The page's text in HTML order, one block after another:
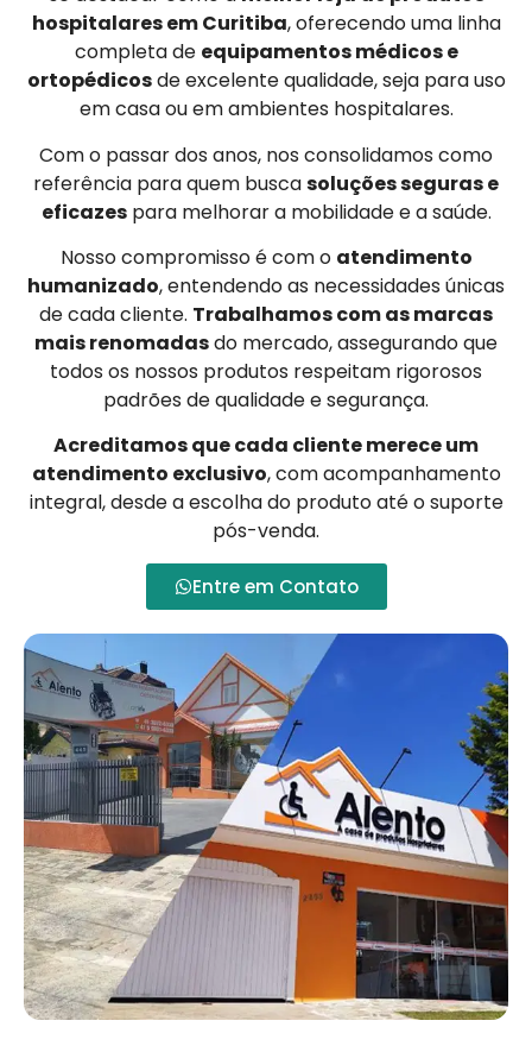
hospitalares em Curitiba, oferecendo uma linha
completa de equipamentos médicos e
ortopédicosde excelente qualidade, seja para uso
em casa ou em ambientes hospitalares.
Com o passar dos anos, nos consolidamos como
referência para quem buscasoluções seguras e
eficazespara melhorar a mobilidade e a saúde.
Nosso compromisso é com o atendimento
humanizado, entendendo as necessidades únicas
de cada cliente. Trabalhamos com as marcas
mais renomadasdo mercado, assegurando que
todos os nossos produtos respeitam rigorosos
padrões de qualidade e segurança.
Acreditamos que cada cliente merece um
atendimento exclusivo, com acompanhamento
integral, desde a escolha do produto até o suporte
pós-venda.
Entre em Contato